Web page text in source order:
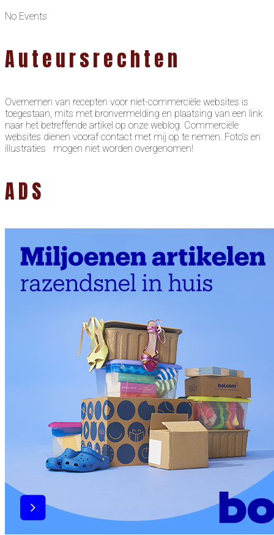
No Events
Auteursrechten
Overnemen van recepten voor niet-commerciële websites is
toegestaan, mits met bronvermelding en plaatsing van een link
naar het betreffende artikel op onze weblog. Commerciële
websites dienen vooraf contact met mij op te nemen. Foto’s en
illustraties mogen niet worden overgenomen!
ADS